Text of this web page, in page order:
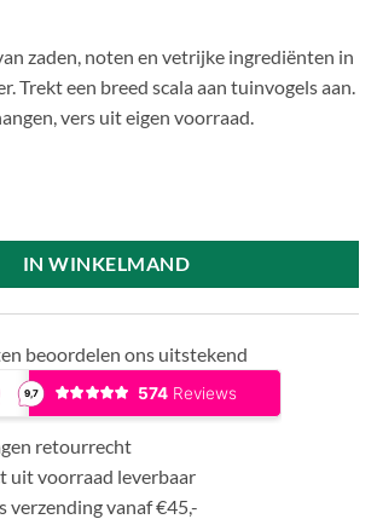
zaden, noten en vetrijke ingrediënten in
Trekt een breed scala aan tuinvogels aan.
vers uit eigen voorraad.
IN WINKELMAND
beoordelen ons uitstekend
retourrecht
uit voorraad leverbaar
verzending vanaf €45,-